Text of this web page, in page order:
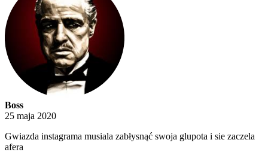
Boss
25 maja 2020
Gwiazda instagrama musiala zabłysnąć swoja glupota i sie zaczela
afera